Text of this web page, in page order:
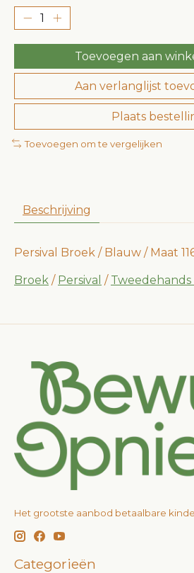
Toevoegen aan
Aan verlanglijst
Plaats
Toevoegen om te vergelijken
Beschrijving
Persival Broek / Blauw / Maat
Broek / Persival /
Het grootste aanbod betaalbare
Categorieën